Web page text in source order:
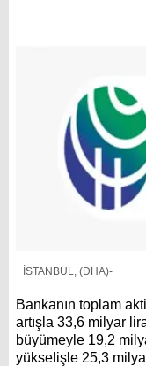
İSTANBUL, (DHA)-
Bankanın toplam
artışla 33,6 milyar
büyümeyle 19,2
yükselişle 25,3